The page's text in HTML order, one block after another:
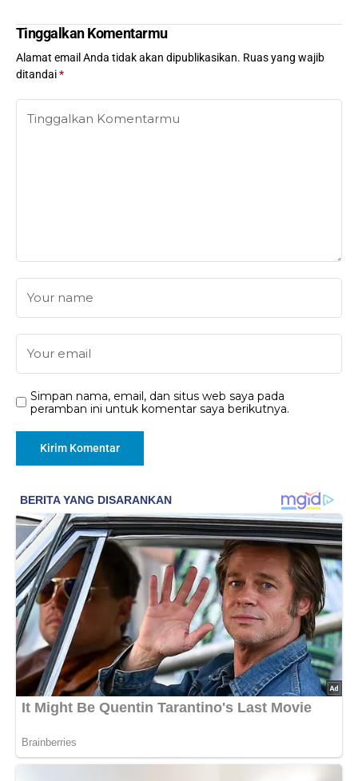
Tinggalkan Komentarmu
Alamat email Anda tidak akan dipublikasikan. Ruas yang wajib
ditandai*
Simpan nama, email, dan situs web saya pada
peramban ini untuk komentar saya berikutnya.